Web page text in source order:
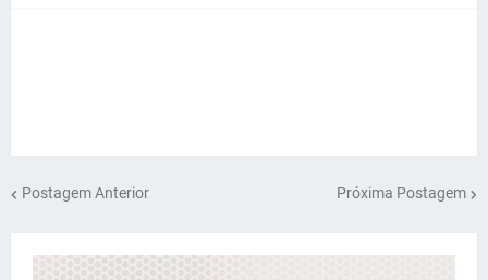
Postagem Anterior Próxima Postagem